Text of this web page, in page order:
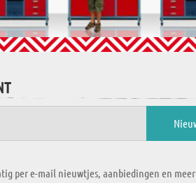
per e-mail nieuwtjes, aanbiedingen en meer